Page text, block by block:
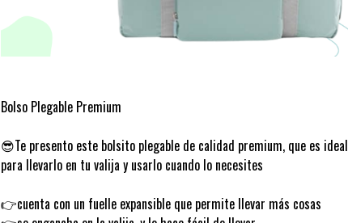
Bolso Plegable Premium
😎Te presento este bolsito plegable de calidad premium, que es ideal
para llevarlo en tu valija y usarlo cuando lo necesites
👉cuenta con un fuelle expansible que permite llevar más cosas